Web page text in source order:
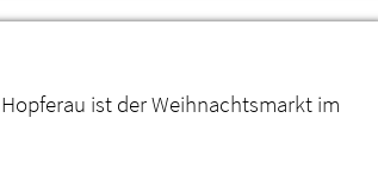
ist der Weihnachtsmarkt im